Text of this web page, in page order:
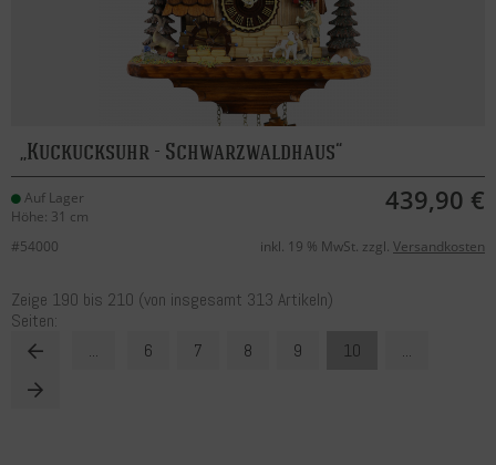
Kuckucksuhr - Schwarzwaldhaus
Auf Lager
Höhe: 31 cm
439,90 €
#54000 inkl. 19 % MwSt. zzgl. Versandkosten
Zeige 190 bis 210 (von insgesamt 313 Artikeln)
Seiten:
...
6 7 8 9 10 ...